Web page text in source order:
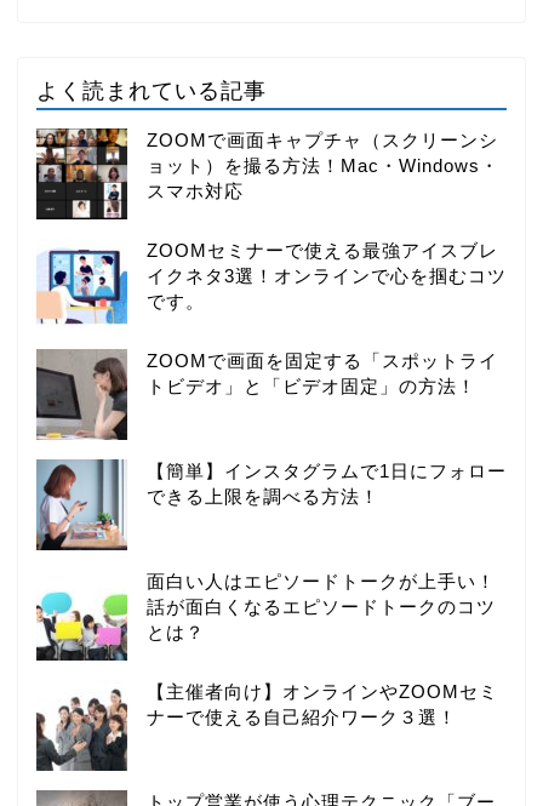
よく読まれている記事
ZOOMで画面キャプチャ（スクリーンシ
ョット）を撮る方法！Mac・Windows・
スマホ対応
ZOOMセミナーで使える最強アイスブレ
イクネタ3選！オンラインで心を掴むコツ
です。
ZOOMで画面を固定する「スポットライ
トビデオ」と「ビデオ固定」の方法！
【簡単】インスタグラムで1日にフォロー
できる上限を調べる方法！
面白い人はエピソードトークが上手い！
話が面白くなるエピソードトークのコツ
とは？
【主催者向け】オンラインやZOOMセミ
ナーで使える自己紹介ワーク３選！
トップ営業が使う心理テクニック「ブー